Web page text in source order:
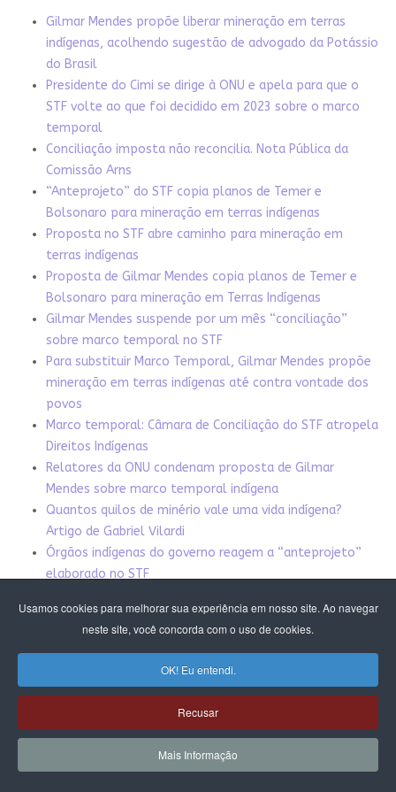
Usamos cookies para melhorar sua experiência em nosso site. Ao navegar
neste site, você concorda com o uso de cookies.
OK! Eu entendi.
Recusar
Mais Informação
Gilmar Mendes propõe liberar mineração em terras
indígenas, acolhendo sugestão de advogado da Potássio
do Brasil
Presidente do Cimi se dirige à ONU e apela para que o
STF volte ao que foi decidido em 2023 sobre o marco
temporal
Conciliação imposta não reconcilia. Nota Pública da
Comissão Arns
“Anteprojeto” do STF copia planos de Temer e
Bolsonaro para mineração em terras indígenas
Proposta no STF abre caminho para mineração em
terras indígenas
Proposta de Gilmar Mendes copia planos de Temer e
Bolsonaro para mineração em Terras Indígenas
Gilmar Mendes suspende por um mês “conciliação”
sobre marco temporal no STF
Para substituir Marco Temporal, Gilmar Mendes propõe
mineração em terras indígenas até contra vontade dos
povos
Marco temporal: Câmara de Conciliação do STF atropela
Direitos Indígenas
Relatores da ONU condenam proposta de Gilmar
Mendes sobre marco temporal indígena
Quantos quilos de minério vale uma vida indígena?
Artigo de Gabriel Vilardi
Órgãos indígenas do governo reagem a “anteprojeto”
elaborado no STF
novos meios de lavagem de ouro
Mineração em terras indígenas. Carta aberta à direção da
apoio do governo. Entrevista com Luísa Molina